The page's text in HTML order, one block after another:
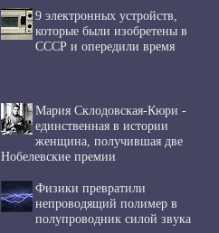
9 электронных устройств,
которые были изобретены в
СССР и опередили время
Мария Склодовская-Кюри -
единственная в истории
женщина, получившая две
Нобелевские премии
Физики превратили
непроводящий полимер в
полупроводник силой звука